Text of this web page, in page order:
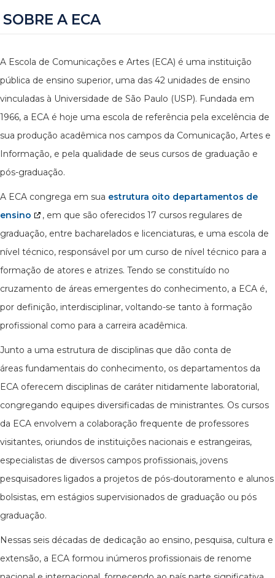
SOBRE A ECA
A Escola de Comunicações e Artes (ECA) é uma instituição
pública de ensino superior, uma das 42 unidades de ensino
vinculadas à Universidade de São Paulo (USP). Fundada em
1966, a ECA é hoje uma escola de referência pela excelência de
sua produção acadêmica nos campos da Comunicação, Artes e
Informação, e pela qualidade de seus cursos de graduação e
pós-graduação.
A ECA congrega em sua estrutura oito departamentos de
ensino
, em que são oferecidos 17 cursos regulares de
graduação, entre bacharelados e licenciaturas, e uma escola de
nível técnico, responsável por um curso de nível técnico para a
formação de atores e atrizes. Tendo se constituído no
cruzamento de áreas emergentes do conhecimento, a ECA é,
por definição, interdisciplinar, voltando-se tanto à formação
profissional como para a carreira acadêmica.
Junto a uma estrutura de disciplinas que dão conta de
áreas fundamentais do conhecimento, os departamentos da
ECA oferecem disciplinas de caráter nitidamente laboratorial,
congregando equipes diversificadas de ministrantes. Os cursos
da ECA envolvem a colaboração frequente de professores
visitantes, oriundos de instituições nacionais e estrangeiras,
especialistas de diversos campos profissionais, jovens
pesquisadores ligados a projetos de pós-doutoramento e alunos
bolsistas, em estágios supervisionados de graduação ou pós
graduação.
Nessas seis décadas de dedicação ao ensino, pesquisa, cultura e
extensão, a ECA formou inúmeros profissionais de renome